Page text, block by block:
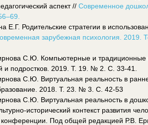
аспект // Современное
Родительские стратегии в
зарубежная психология. 2019.
С.Ю. Компьютерные и традиционные
и подростков. 2019. Т. 19. № 2. С. 33-41.
С.Ю. Виртуальная реальность в
2018. Т. 23. № 3. С. 42-53
С.Ю. Виртуальная реальность в
исторический контекст развития
Под общей редакцией Р.В.